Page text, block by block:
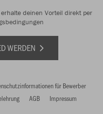
deinen Vorteil direkt per
WERDEN
für Bewerber
AGB Impressum